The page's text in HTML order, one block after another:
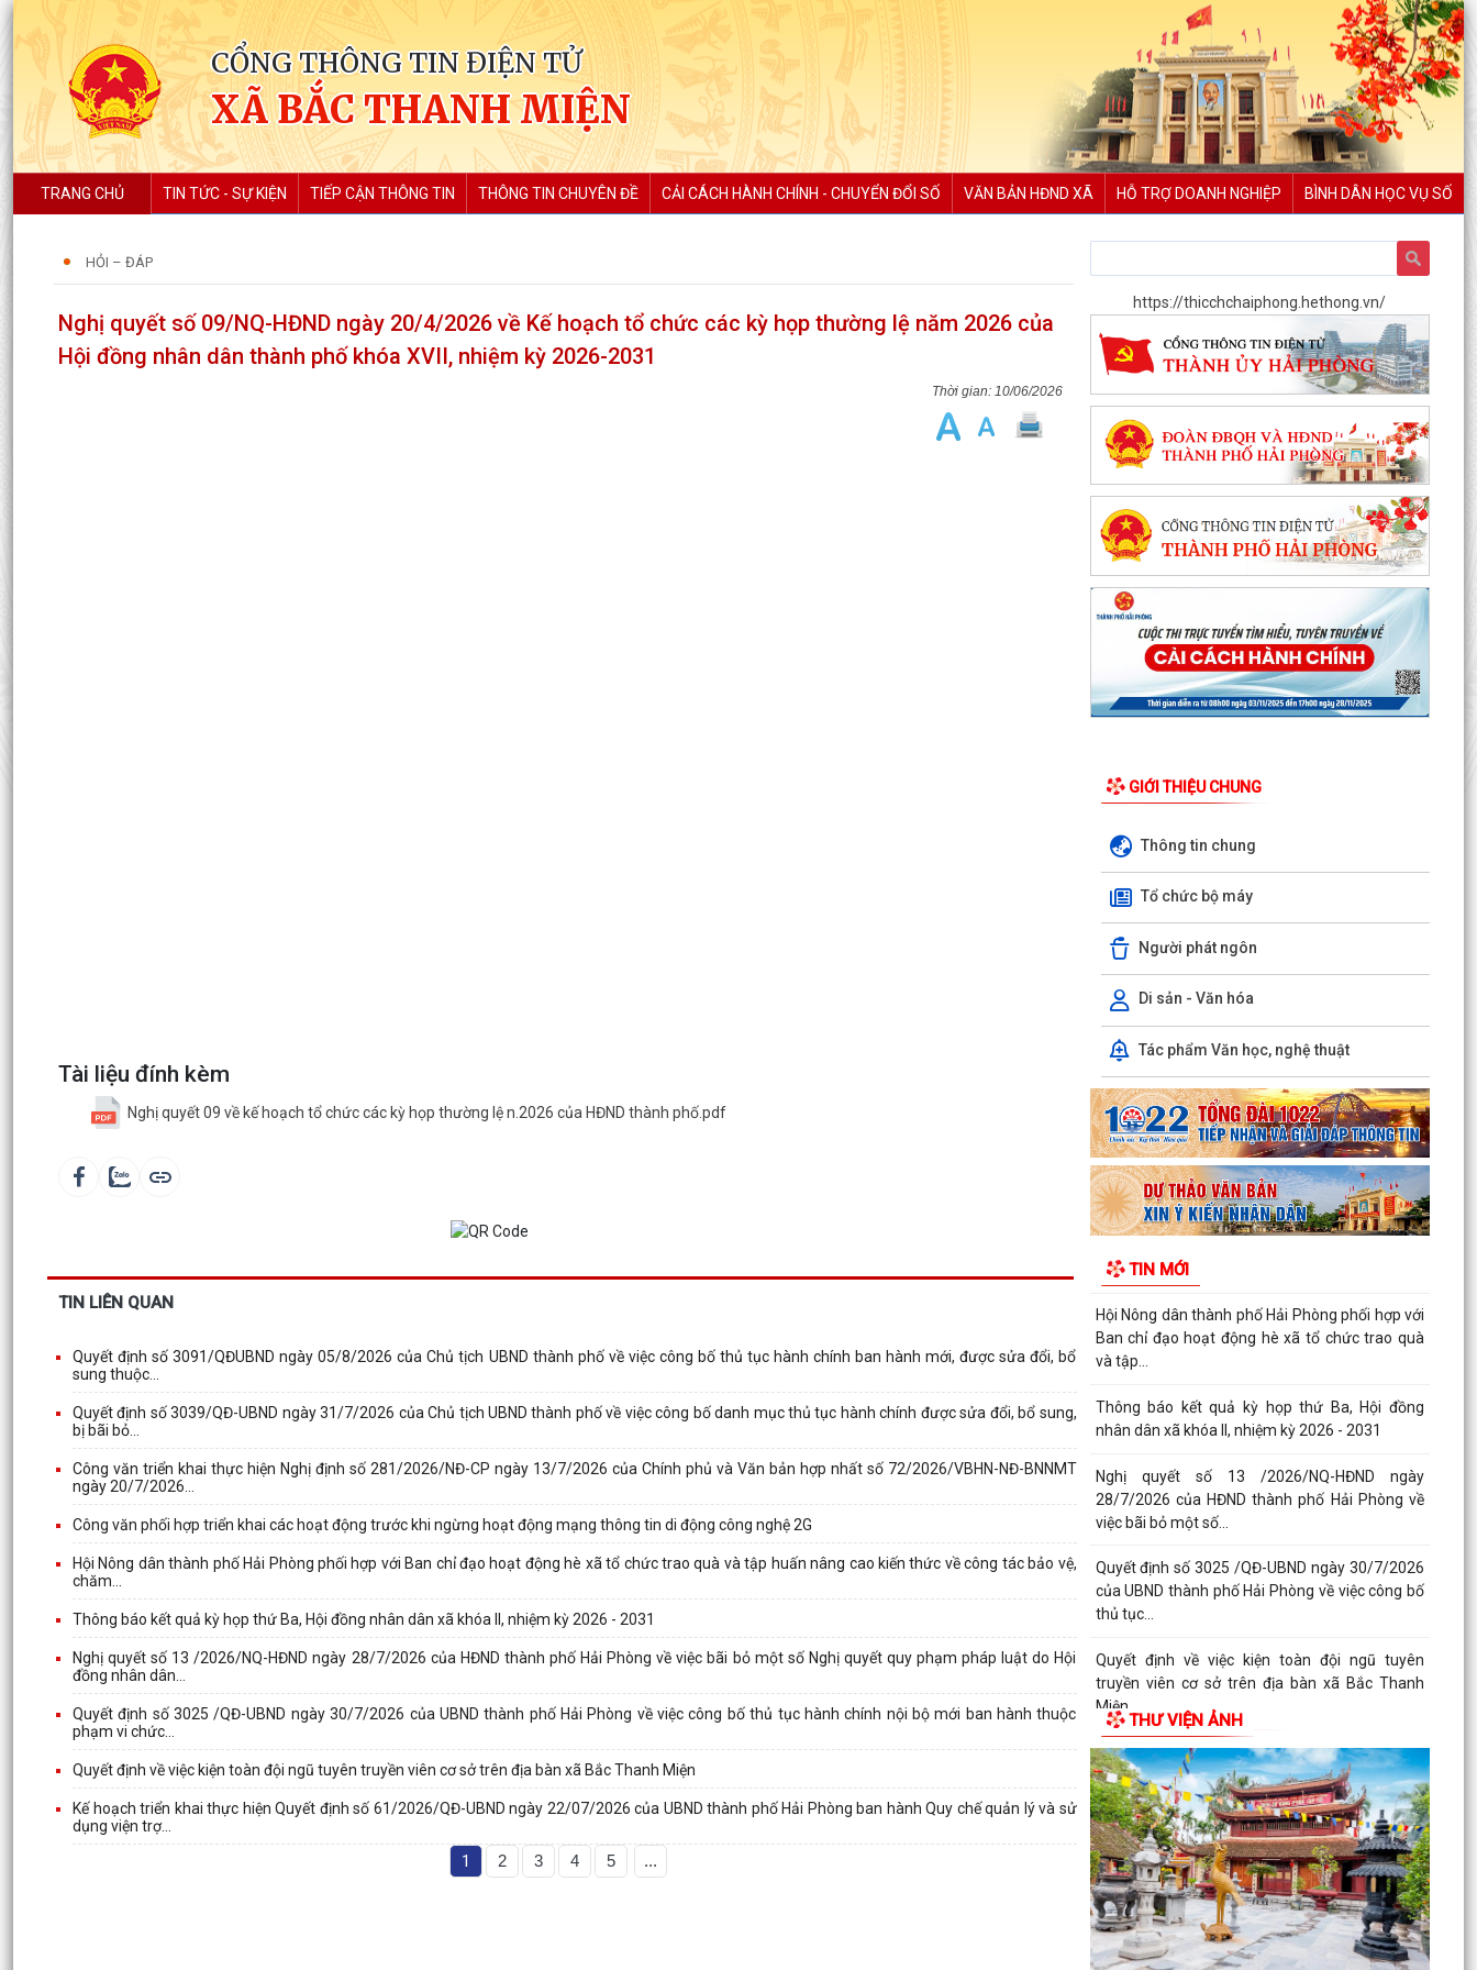
CỔNG THÔNG TIN ĐIỆN TỬ
XÃ BẮC THANH MIỆN
TRANG CHỦ TIN TỨC - SỰ KIỆN TIẾP CẬN THÔNG TIN THÔNG TIN CHUYÊN ĐỀ CẢI CÁCH HÀNH CHÍNH - CHUYỂN ĐỔI SỐ VĂN BẢN HĐND XÃ HỖ TRỢ DOANH NGHIỆP BÌNH DÂN HỌC VỤ SỐ
HỎI – ĐÁP
Nghị quyết số 09/NQ-HĐND ngày 20/4/2026 về Kế hoạch tổ chức các kỳ họp thường lệ năm 2026 của
Hội đồng nhân dân thành phố khóa XVII, nhiệm kỳ 2026-2031
10/06/2026
Tài liệu đính kèm
Nghị quyết 09 về kế hoạch tổ chức các kỳ họp thường lệ n.2026 của HĐND thành phố.pdf
TIN LIÊN QUAN
Quyết định số 3091/QĐUBND ngày 05/8/2026 của Chủ tịch UBND thành phố về việc công bố thủ tục hành chính ban hành mới, được sửa đổi, bổ
sung thuộc...
Quyết định số 3039/QĐ-UBND ngày 31/7/2026 của Chủ tịch UBND thành phố về việc công bố danh mục thủ tục hành chính được sửa đổi, bổ sung,
bị bãi bỏ...
Công văn triển khai thực hiện Nghị định số 281/2026/NĐ-CP ngày 13/7/2026 của Chính phủ và Văn bản hợp nhất số 72/2026/VBHN-NĐ-BNNMT
ngày 20/7/2026...
Công văn phối hợp triển khai các hoạt động trước khi ngừng hoạt động mạng thông tin di động công nghệ 2G
Hội Nông dân thành phố Hải Phòng phối hợp với Ban chỉ đạo hoạt động hè xã tổ chức trao quà và tập huấn nâng cao kiến thức về công tác bảo vệ,
chăm...
Thông báo kết quả kỳ họp thứ Ba, Hội đồng nhân dân xã khóa II, nhiệm kỳ 2026 - 2031
Nghị quyết số 13 /2026/NQ-HĐND ngày 28/7/2026 của HĐND thành phố Hải Phòng về việc bãi bỏ một số Nghị quyết quy phạm pháp luật do Hội
đồng nhân dân...
Quyết định số 3025 /QĐ-UBND ngày 30/7/2026 của UBND thành phố Hải Phòng về việc công bố thủ tục hành chính nội bộ mới ban hành thuộc
phạm vi chức...
Quyết định về việc kiện toàn đội ngũ tuyên truyền viên cơ sở trên địa bàn xã Bắc Thanh Miện
Kế hoạch triển khai thực hiện Quyết định số 61/2026/QĐ-UBND ngày 22/07/2026 của UBND thành phố Hải Phòng ban hành Quy chế quản lý và sử
dụng viện trợ...
1 2 3 4 5 ...
https://thicchchaiphong.hethong.vn/
GIỚI THIỆU CHUNG
Thông tin chung
Tổ chức bộ máy
Người phát ngôn
Di sản - Văn hóa
Tác phẩm Văn học, nghệ thuật
TIN MỚI
Quyết định số 3091/QĐUBND ngày 05/8/2026
của Chủ tịch UBND thành phố về việc công bố
thủ tục hành...
Quyết định số 3039/QĐ-UBND ngày 31/7/2026
của Chủ tịch UBND thành phố về việc công bố
danh mục thủ...
Công văn triển khai thực hiện Nghị định số
281/2026/NĐ-CP ngày 13/7/2026 của Chính
phủ và Văn bản...
Công văn phối hợp triển khai các hoạt động
trước khi ngừng hoạt động mạng thông tin di
động công...
Nghị quyết số 12/2026/NQ-HĐND ngày
quy định về lệ phí...
Hội Nông dân thành phố Hải Phòng phối hợp với
Ban chỉ đạo hoạt động hè xã tổ chức trao quà
và tập...
Thông báo kết quả kỳ họp thứ Ba, Hội đồng
nhân dân xã khóa II, nhiệm kỳ 2026 - 2031
Nghị quyết số 13 /2026/NQ-HĐND ngày
28/7/2026 của HĐND thành phố Hải Phòng về
việc bãi bỏ một số...
Quyết định số 3025 /QĐ-UBND ngày 30/7/2026
của UBND thành phố Hải Phòng về việc công bố
thủ tục...
Quyết định về việc kiện toàn đội ngũ tuyên
truyền viên cơ sở trên địa bàn xã Bắc Thanh
Miện
Kế hoạch triển khai thực hiện Quyết định số
61/2026/QĐ-UBND ngày 22/07/2026 của UBND
thành phố Hải...
Quyết định số 2944/QĐ-UBND ngày 27/07/2026
của Ủy ban nhân dân Thành phố về việc công bố
thủ tục...
Thông báo về việc công bố thủ tục hành chính
nội bộ mới ban hành thuộc phạm vi chức năng
THƯ VIỆN ẢNH